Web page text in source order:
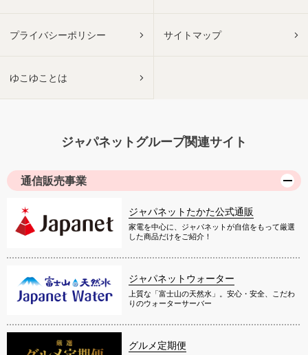
プライバシーポリシー サイトマップ
ゆこゆことは
ジャパネットグループ関連サイト
通信販売事業
ジャパネットたかた公式通販
家電を中心に、ジャパネットが自信をもって厳選
した商品だけをご紹介！
ジャパネットウォーター
上質な「富士山の天然水」。安心・安全、こだわ
りのウォーターサーバー
グルメ定期便